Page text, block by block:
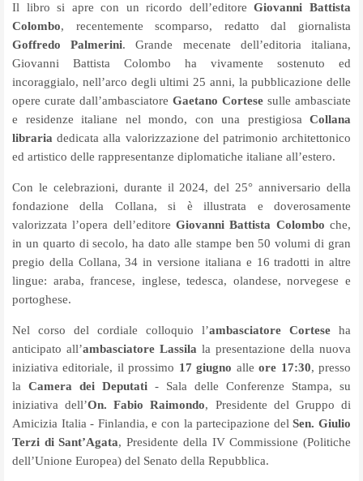
Il libro si apre con un ricordo dell’editoreGiovanni Battista
Colombo, recentemente scomparso, redatto dal giornalista
Goffredo Palmerini. Grande mecenate dell’editoria italiana,
Giovanni Battista Colombo ha vivamente sostenuto ed
incoraggialo, nell’arco degli ultimi 25 anni, la pubblicazione delle
opere curate dall’ambasciatore Gaetano Cortese sulle ambasciate
e residenze italiane nel mondo, con una prestigiosa Collana
libraria dedicata alla valorizzazione del patrimonio architettonico
ed artistico delle rappresentanze diplomatiche italiane all’estero.
Con le celebrazioni, durante il 2024, del 25° anniversario della
fondazione della Collana, si è illustrata e doverosamente
valorizzata l’opera dell’editore Giovanni Battista Colombo che,
in un quarto di secolo, ha dato alle stampe ben 50 volumi di gran
pregio della Collana, 34 in versione italiana e 16 tradotti in altre
lingue: araba, francese, inglese, tedesca, olandese, norvegese e
portoghese.
Nel corso del cordiale colloquio l’ambasciatore Cortese ha
anticipato all’ambasciatore Lassila la presentazione della nuova
iniziativa editoriale, il prossimo 17 giugno alleore 17:30, presso
la Camera dei Deputati - Sala delle Conferenze Stampa, su
iniziativa dell’On. Fabio Raimondo, Presidente del Gruppo di
Amicizia Italia - Finlandia, e con la partecipazione delSen. Giulio
Terzi di Sant’Agata, Presidente della IV Commissione (Politiche
dell’Unione Europea) del Senato della Repubblica.